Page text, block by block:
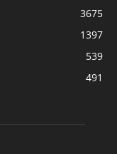
3675
1397
539
491